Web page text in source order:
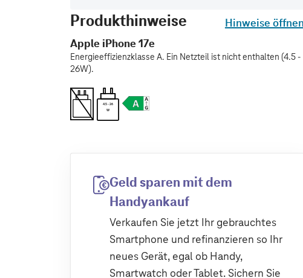
Produkthinweise
Hinweise
Apple iPhone 17e
Energieeffizienzklasse A. Ein Netzteil ist nicht enthalten (4.5 -
26W).
4.5 - 26
W
Geld sparen mit dem
Handyankauf
Verkaufen Sie jetzt Ihr gebrauchtes
Smartphone und refinanzieren so Ihr
neues Gerät, egal ob Handy,
Smartwatch oder Tablet. Sichern Sie